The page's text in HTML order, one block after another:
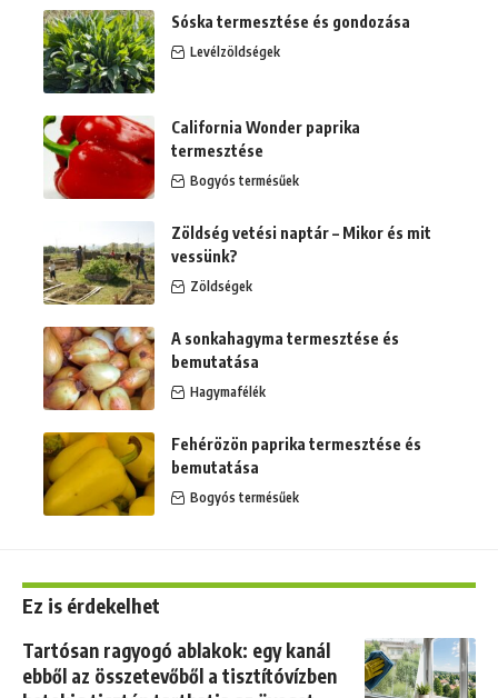
Sóska termesztése és gondozása
Levélzöldségek
California Wonder paprika
termesztése
Bogyós termésűek
Zöldség vetési naptár – Mikor és mit
vessünk?
Zöldségek
A sonkahagyma termesztése és
bemutatása
Hagymafélék
Fehérözön paprika termesztése és
bemutatása
Bogyós termésűek
Ez is érdekelhet
Tartósan ragyogó ablakok: egy kanál
ebből az összetevőből a tisztítóvízben